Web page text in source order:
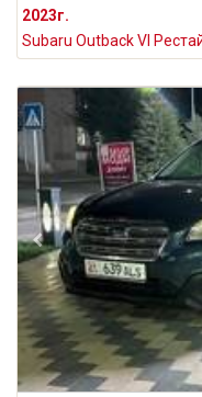
2023г.
Subaru Outback VI